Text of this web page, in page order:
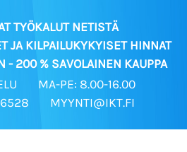
TYÖKALUT NETISTÄ
JA KILPAILUKYKYISET HINNAT
- 200 % SAVOLAINEN KAUPPA
MA-PE: 8.00-16.00
MYYNTI@IKT.FI